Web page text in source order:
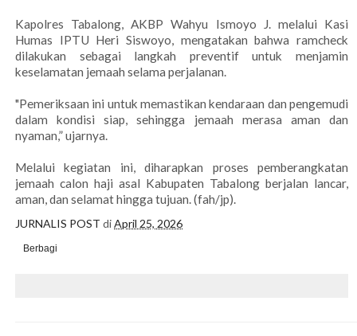
Kapolres Tabalong, AKBP Wahyu Ismoyo J. melalui Kasi
Humas IPTU Heri Siswoyo, mengatakan bahwa ramcheck
dilakukan sebagai langkah preventif untuk menjamin
keselamatan jemaah selama perjalanan.
"Pemeriksaan ini untuk memastikan kendaraan dan pengemudi
dalam kondisi siap, sehingga jemaah merasa aman dan
nyaman,” ujarnya.
Melalui kegiatan ini, diharapkan proses pemberangkatan
jemaah calon haji asal Kabupaten Tabalong berjalan lancar,
aman, dan selamat hingga tujuan. (fah/jp).
JURNALIS POST diApril 25, 2026
Berbagi